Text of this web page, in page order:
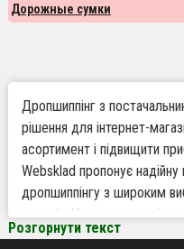
Дорожные сумки
Дропшиппінг з
рішення для інтернет-
асортимент і підвищити
Websklad пропонує
дропшиппінгу з широким
товарів. Наш дропшиппінг
завдяки зручності,
Розгорнути текст